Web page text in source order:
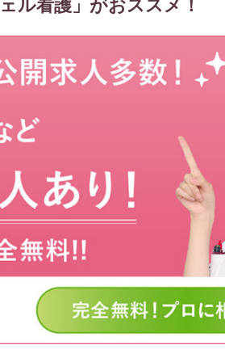
ル看護」がおススメ！